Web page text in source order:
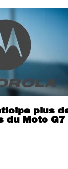
plus
du Moto G7